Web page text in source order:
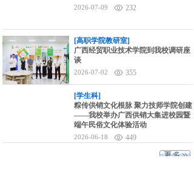
2026-07-09 232
[高职学院教研室]
广西经贸职业技术学院到我校调研座
谈
2026-07-02 355
[学生科]
粽传供销文化根脉 聚力技师学院创建
——我校举办广西供销大集进校园暨
端午民俗文化体验活动
2026-06-18 449